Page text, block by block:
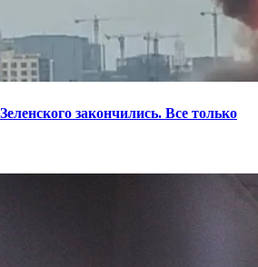
закончились. Все только